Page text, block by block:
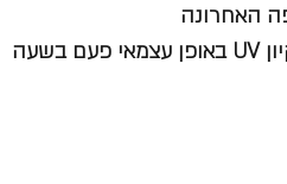
האחרונה
שקע מים נשאר נקי עם ניקיון UV באופן עצמאי פעם בשעה